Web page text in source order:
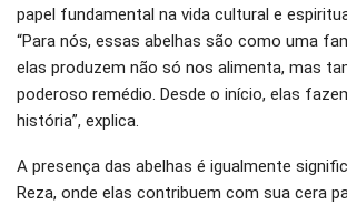
papel fundamental na vida cultural e
“Para nós, essas abelhas são como uma
elas produzem não só nos alimenta, mas
poderoso remédio. Desde o início, elas
história”, explica.
A presença das abelhas é igualmente
Reza, onde elas contribuem com sua cera